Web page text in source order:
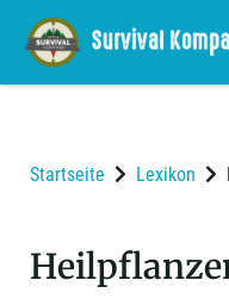
Startseite Lexikon